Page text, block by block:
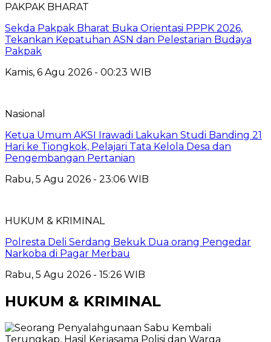
PAKPAK BHARAT
Sekda Pakpak Bharat Buka Orientasi PPPK 2026,
Tekankan Kepatuhan ASN dan Pelestarian Budaya
Pakpak
Kamis, 6 Agu 2026 - 00:23 WIB
Nasional
Ketua Umum AKSI Irawadi Lakukan Studi Banding 21
Hari ke Tiongkok, Pelajari Tata Kelola Desa dan
Pengembangan Pertanian
Rabu, 5 Agu 2026 - 23:06 WIB
HUKUM & KRIMINAL
Polresta Deli Serdang Bekuk Dua orang Pengedar
Narkoba di Pagar Merbau
Rabu, 5 Agu 2026 - 15:26 WIB
HUKUM & KRIMINAL